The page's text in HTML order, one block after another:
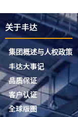
关于丰达
集团概述与人权政策
丰达大事记
品质保证
客户认证
全球版图